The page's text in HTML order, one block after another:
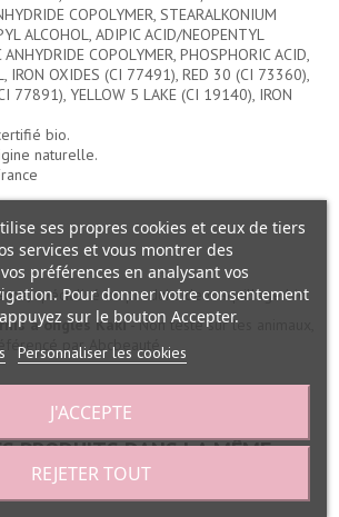
COPOLYMER, STEARALKONIUM
ALCOHOL, ADIPIC ACID/NEOPENTYL
COPOLYMER, PHOSPHORIC ACID,
IRON OXIDES (CI 77491), RED 30 (CI 73360),
77891), YELLOW 5 LAKE (CI 19140), IRON
bio.
naturelle.
spécialisé en produits de maquillage bio.
à ongles Kaki- Non testé sur les animaux,
par Abcbeauté.
PRODUITS DANS LA MÊME
CATÉGORIE :
ses propres cookies et ceux de tiers
services et vous montrer des
préférences en analysant vos
Pour donner votre consentement
sur le bouton Accepter.
Personnaliser les cookies
REJETER TOUT
J'ACCEPTE